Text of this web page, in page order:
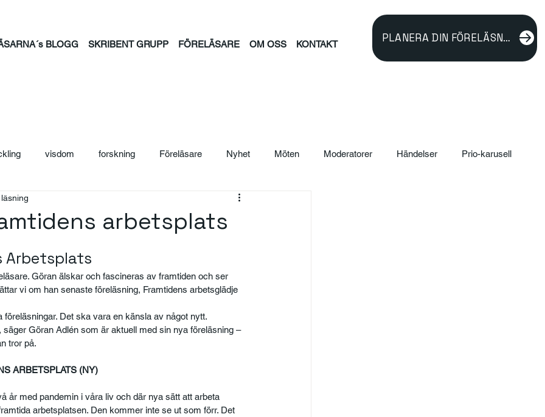
BLOGG SKRIBENT GRUPP FÖRELÄSARE OM OSS KONTAKT PLANERA DIN FÖRELÄSNING
visdom forskning Föreläsare Nyhet Möten Moderatorer Händelser Prio-karusell
psykisk hälsa
arbetsplats
Arbetsplats
Göran älskar och fascineras av framtiden och ser
vi om han senaste föreläsning, Framtidens arbetsglädje
Det ska vara en känsla av något nytt.
Göran Adlén som är aktuell med sin nya föreläsning –
tror på.
ARBETSPLATS (NY)
år med pandemin i våra liv och där nya sätt att arbeta
arbetsplatsen. Den kommer inte se ut som förr. Det